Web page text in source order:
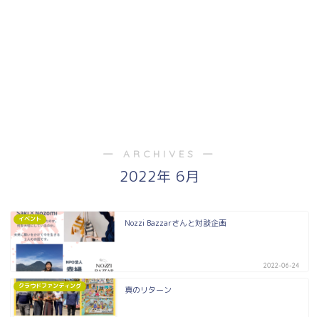
― ARCHIVES ―
2022年 6月
イベント Nozzi Bazzarさんと対談企画
2022-06-24
クラウドファンディング 真のリターン